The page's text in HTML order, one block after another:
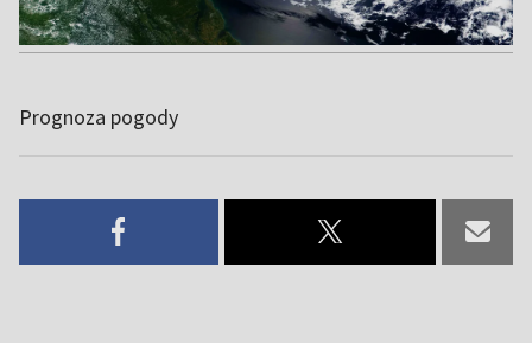
Prognoza pogody